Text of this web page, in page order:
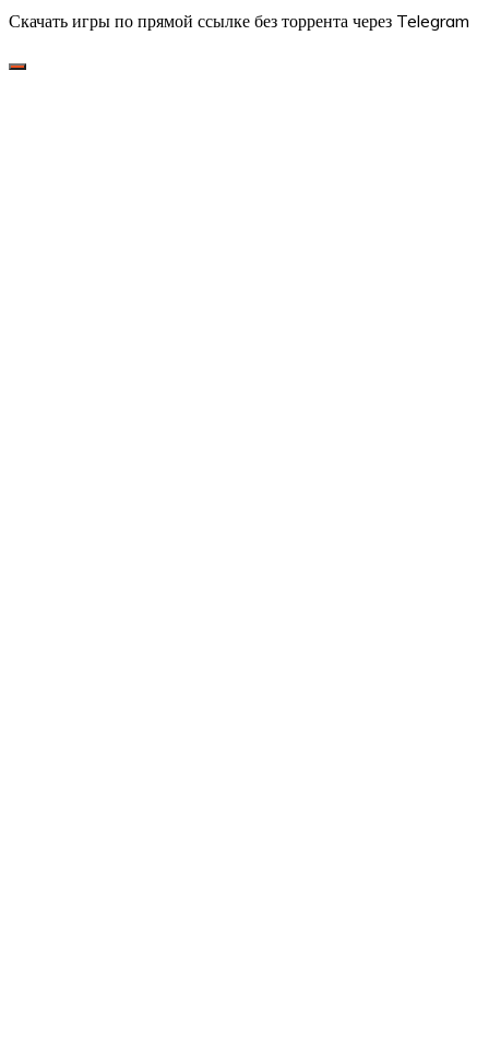
Скачать игры по прямой ссылке без торрента через Telegram